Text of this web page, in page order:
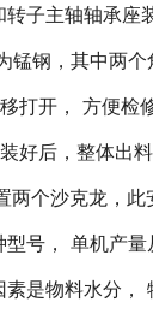
子主轴轴承座
钢，其中两
打开， 方便检
好后，整体出
个沙克龙，
号， 单机产
是物料水分，